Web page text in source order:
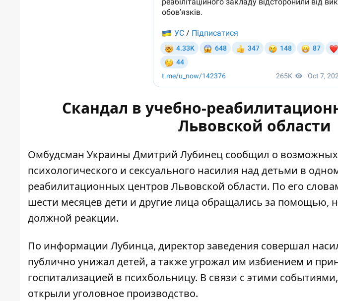
Скандал в учебно-
Львовской области
Омбудсман Украины Дмитрий Лубинец сообщил о возможных
психологического и сексуального насилия над детьми в
реабилитационных центров Львовской области. По его
шести месяцев дети и другие лица обращались за помощью,
должной реакции.
По информации Лубинца, директор заведения совершал
публично унижал детей, а также угрожал им избиением и
госпитализацией в психбольницу. В связи с этими
открыли уголовное производство.